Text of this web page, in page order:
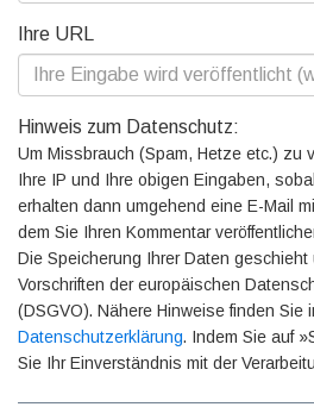
Ihre URL
Hinweis zum Datenschutz:
Um Missbrauch (Spam, Hetze etc.) zu
Ihre IP und Ihre obigen Eingaben,
erhalten dann umgehend eine E-Mail
dem Sie Ihren Kommentar
Die Speicherung Ihrer Daten
Vorschriften der europäischen
(DSGVO). Nähere Hinweise finden Sie
Datenschutzerklärung. Indem Sie auf
Sie Ihr Einverständnis mit der